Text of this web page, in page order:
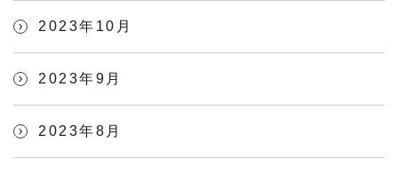
2023年10月
2023年9月
2023年8月